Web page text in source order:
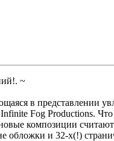
~
в представлении
Fog Productions.
композиции
и 32-х(!)